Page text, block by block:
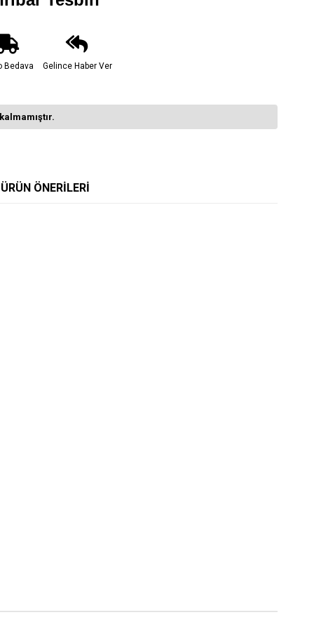
Bedava Gelince Haber Ver
ÜRÜN ÖNERILERI